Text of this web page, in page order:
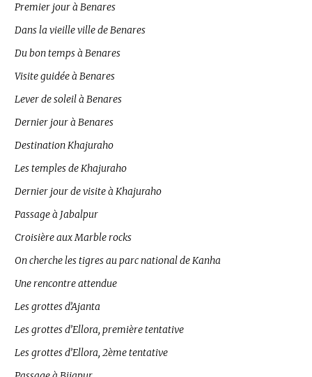
Premier jour à Benares
Dans la vieille ville de Benares
Du bon temps à Benares
Visite guidée à Benares
Lever de soleil à Benares
Dernier jour à Benares
Destination Khajuraho
Les temples de Khajuraho
Dernier jour de visite à Khajuraho
Passage à Jabalpur
Croisière aux Marble rocks
On cherche les tigres au parc national de Kanha
Une rencontre attendue
Les grottes d’Ajanta
Les grottes d’Ellora, première tentative
Les grottes d’Ellora, 2ème tentative